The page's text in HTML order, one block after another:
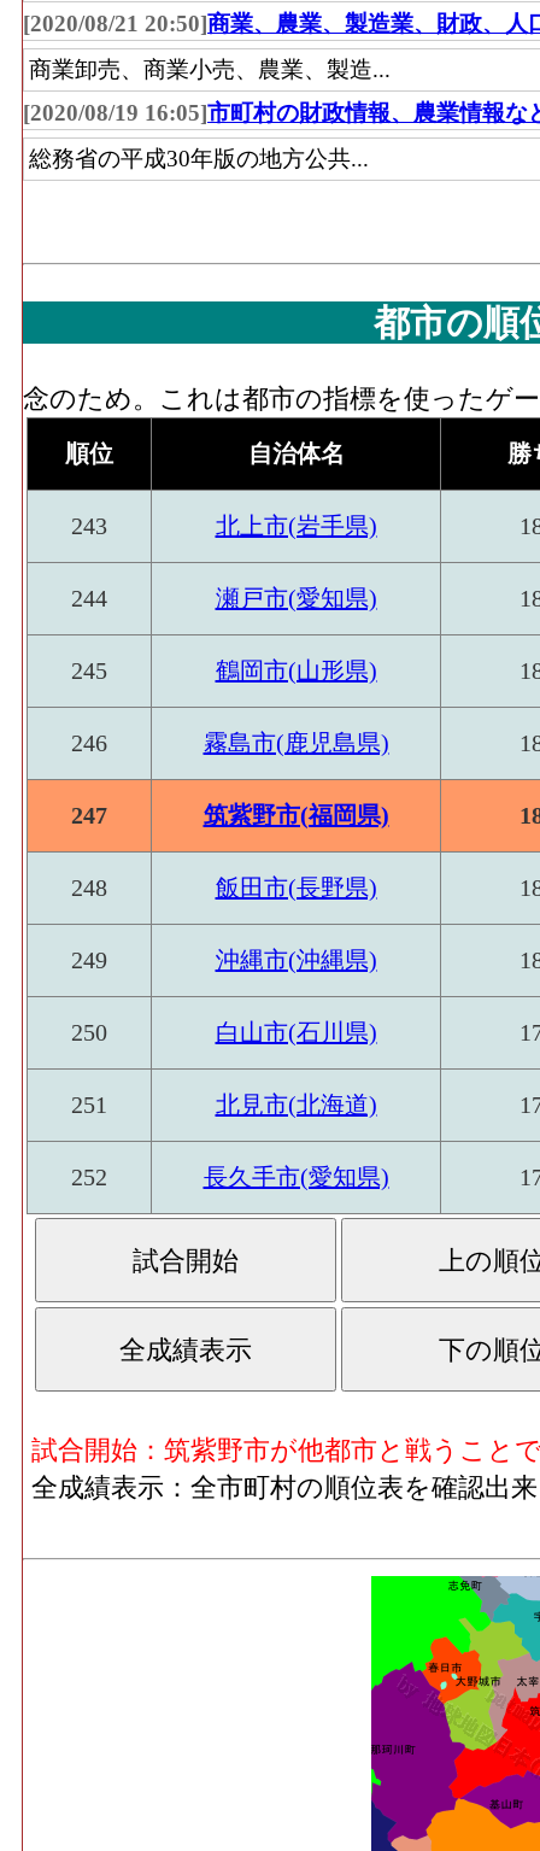
ゅう器、医薬品・化粧品、農耕用品、燃
ツ用品・がん具・娯楽用品・楽器、写真
品を販売用に実際に使用する売場の延床面
無店舗･年間商品販売額[百万円](2016)：「
問販売、自動販売機、他)」 の事業所にお
：「無店舗小売
[2020/08/21 20:50]商業、農業、製造業、財政、人
商業卸売、商業小売、農業、製造...
[2020/08/19 16:05]市町村の財政情報、農業情報な
総務省の平成30年版の地方公共...
都市の順
念のため。これは都市の指標を使ったゲ
順位 自治体名 勝
243 北上市(岩手県)
244 瀬戸市(愛知県)
245 鶴岡市(山形県)
246 霧島市(鹿児島県)
247 筑紫野市(福岡県)
248 飯田市(長野県)
249 沖縄市(沖縄県)
250 白山市(石川県)
251 北見市(北海道)
252 長久手市(愛知県)
試合開始：筑紫野市が他都市と戦うこと
全成績表示：全市町村の順位表を確認出